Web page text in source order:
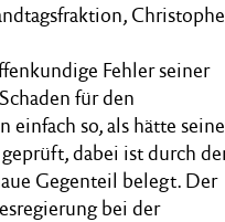
Fehler seiner
für den
so, als hätte seine
dabei ist durch
Gegenteil belegt. Der
bei der